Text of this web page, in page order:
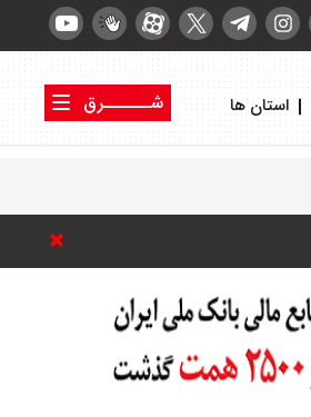
استان ها
شــــــرق